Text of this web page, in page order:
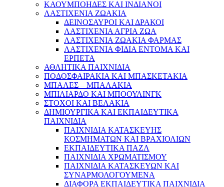
ΚΑΟΥΜΠΟΗΔΕΣ ΚΑΙ ΙΝΔΙΑΝΟΙ
ΛΑΣΤΙΧΕΝΙΑ ΖΩΑΚΙΑ
ΔΕΙΝΟΣΑΥΡΟΙ ΚΑΙ ΔΡΑΚΟΙ
ΛΑΣΤΙΧΕΝΙΑ ΑΓΡΙΑ ΖΩΑ
ΛΑΣΤΙΧΕΝΙΑ ΖΩΑΚΙΑ ΦΑΡΜΑΣ
ΛΑΣΤΙΧΕΝΙΑ ΦΙΔΙΑ ΕΝΤΟΜΑ ΚΑΙ
ΕΡΠΕΤΑ
ΑΘΛΗΤΙΚΑ ΠΑΙΧΝΙΔΙΑ
ΠΟΔΟΣΦΑΙΡΑΚΙΑ ΚΑΙ ΜΠΑΣΚΕΤΑΚΙΑ
ΜΠΑΛΕΣ – ΜΠΑΛΑΚΙΑ
ΜΠΙΛΙΑΡΔΟ ΚΑΙ ΜΠΟΟΥΛΙΝΓΚ
ΣΤΟΧΟΙ ΚΑΙ ΒΕΛΑΚΙΑ
ΔΗΜΙΟΥΡΓΙΚΑ ΚΑΙ ΕΚΠΑΙΔΕΥΤΙΚΑ
ΠΑΙΧΝΙΔΙΑ
ΠΑΙΧΝΙΔΙΑ ΚΑΤΑΣΚΕΥΗΣ
ΚΟΣΜΗΜΑΤΩΝ ΚΑΙ ΒΡΑΧΙΟΛΙΩΝ
ΕΚΠΑΙΔΕΥΤΙΚΑ ΠΑΖΛ
ΠΑΙΧΝΙΔΙΑ ΧΡΩΜΑΤΙΣΜΟΥ
ΠΑΙΧΝΙΔΙΑ ΚΑΤΑΣΚΕΥΩΝ ΚΑΙ
ΣΥΝΑΡΜΟΛΟΓΟΥΜΕΝΑ
ΔΙΑΦΟΡΑ ΕΚΠΑΙΔΕΥΤΙΚΑ ΠΑΙΧΝΙΔΙΑ